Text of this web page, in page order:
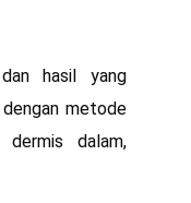
hasil yang
metode
dalam,